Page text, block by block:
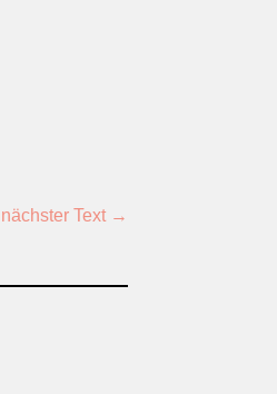
nächster Text→